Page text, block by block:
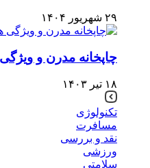
۲۹ شهریور ۱۴۰۴
چاپخانه مدرن و
۱۸ تیر ۱۴۰۳
تکنولوژی
مسافرت
نقد و بررسی
ورزشی
سلامتی